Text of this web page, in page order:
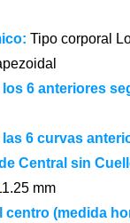
Tipo corporal
6 anteriores
6 curvas
Central sin
mm
centro (medida